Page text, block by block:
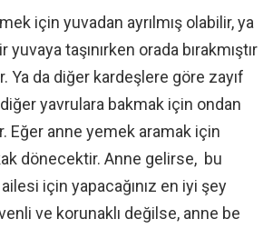
için yuvadan ayrılmış olabilir, ya
taşınırken orada bırakmıştır
Ya da diğer kardeşlere göre zayıf
diğer yavrulara bakmak için ondan
Eğer anne yemek aramak için
dönecektir. Anne gelirse, bu
için yapacağınız en iyi şey
ve korunaklı değilse, anne be